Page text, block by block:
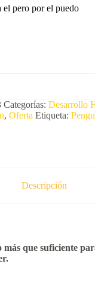
el pero por el puedo
Categorías: Desarrollo
, Oferta Etiqueta:
Descripción
más que suficiente